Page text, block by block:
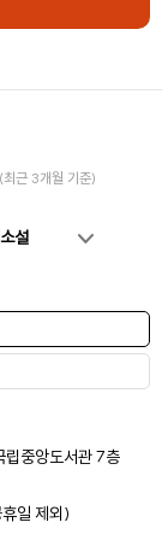
근 3개월 기준)
설
중앙도서관 7층
일 제외)